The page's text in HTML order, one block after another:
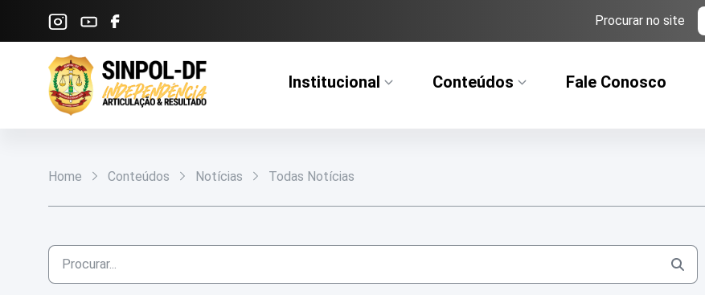
Pular para o Conteúdo principal Procurar no site
Institucional Conteúdos Fale Conosco
Home Conteúdos Notícias Todas Notícias